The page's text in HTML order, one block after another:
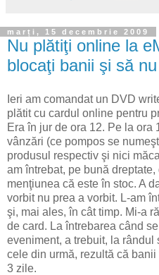
marți, 15 decembrie 2009
Nu plătiţi online la
blocaţi banii şi să
Ieri am comandat un DVD
plătit cu cardul online pentru
Era în jur de ora 12. Pe la ora
vânzări (ce pompos se
produsul respectiv şi nici
am întrebat, pe bună
menţiunea că este în stoc. A
vorbit nu prea a vorbit. L-am
şi, mai ales, în cât timp. Mi-a
de card. La întrebarea când
eveniment, a trebuit, la rândul
cele din urmă, rezultă că
3 zile.